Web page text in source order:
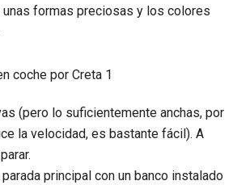
unas formas preciosas y los colores
(pero lo suficientemente anchas, por
la velocidad, es bastante fácil). A
principal con un banco instalado